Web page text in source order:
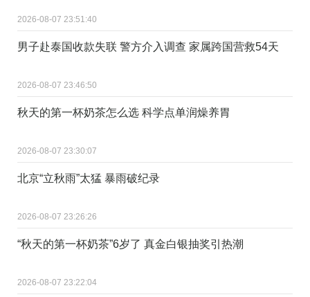
2026-08-07 23:51:40
男子赴泰国收款失联 警方介入调查 家属跨国营救54天
2026-08-07 23:46:50
秋天的第一杯奶茶怎么选 科学点单润燥养胃
2026-08-07 23:30:07
北京“立秋雨”太猛 暴雨破纪录
2026-08-07 23:26:26
“秋天的第一杯奶茶”6岁了 真金白银抽奖引热潮
2026-08-07 23:22:04